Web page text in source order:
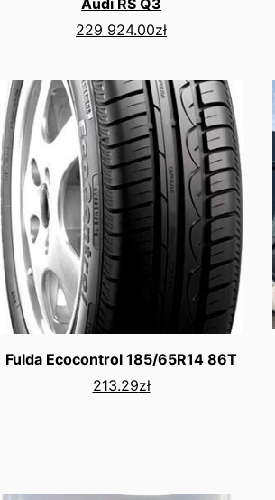
Audi RS Q3
229 924.00zł
Fulda Ecocontrol 185/65R14 86T
213.29zł